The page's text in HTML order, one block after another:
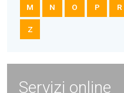
M N O P R
Z
Servizi online